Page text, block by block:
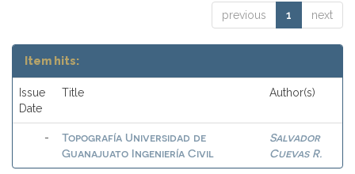
previous 1 next
Item hits:
Issue
Date
Title Author(s)
-
Topografía Universidad de
Guanajuato Ingeniería Civil
Salvador
Cuevas R.